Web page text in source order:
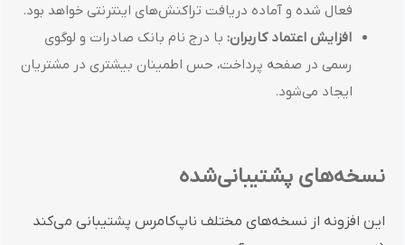
فعال شده و آماده دریافت تراکنش‌های اینترنتی خواهد بود.
افزایش اعتماد کاربران: با درج نام بانک صادرات و لوگوی
رسمی در صفحه پرداخت، حس اطمینان بیشتری در مشتریان
ایجاد می‌شود.
نسخه‌های پشتیبانی‌شده
این افزونه از نسخه‌های مختلف ناپ‌کامرس پشتیبانی می‌کند